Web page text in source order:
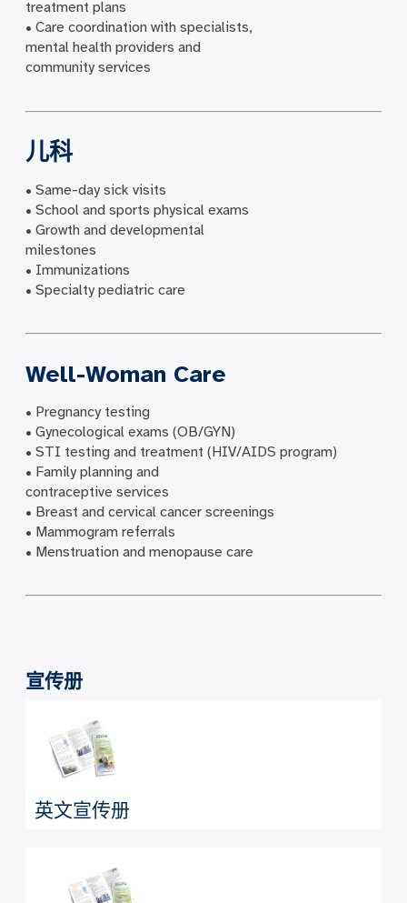
treatment plans
• Care coordination with specialists,
mental health providers and
community services
儿科
• Same-day sick visits
• School and sports physical exams
• Growth and developmental
milestones
• Immunizations
• Specialty pediatric care
Well-Woman Care
• Pregnancy testing
• Gynecological exams (OB/GYN)
• STI testing and treatment (HIV/AIDS program)
• Family planning and
contraceptive services
• Breast and cervical cancer screenings
• Mammogram referrals
• Menstruation and menopause care
宣传册
英文宣传册